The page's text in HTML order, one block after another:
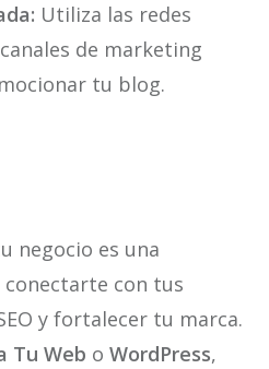
Utiliza las redes
de marketing
tu blog.
negocio es una
conectarte con tus
y fortalecer tu marca.
Tu Web o WordPress,